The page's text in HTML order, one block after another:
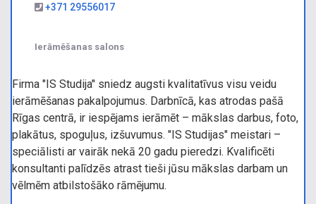
+371 29556017
Ierāmēšanas salons
Firma "IS Studija" sniedz augsti kvalitatīvus visu veidu
ierāmēšanas pakalpojumus. Darbnīcā, kas atrodas pašā
Rīgas centrā, ir iespējams ierāmēt – mākslas darbus, foto,
plakātus, spoguļus, izšuvumus. "IS Studijas" meistari –
speciālisti ar vairāk nekā 20 gadu pieredzi. Kvalificēti
konsultanti palīdzēs atrast tieši jūsu mākslas darbam un
vēlmēm atbilstošāko rāmējumu.